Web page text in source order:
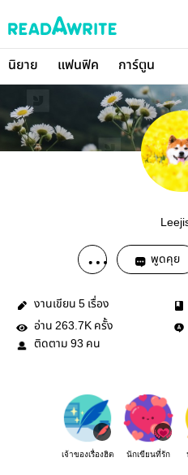
นิยาย แฟนฟิค การ์ตูน
พูดคุย
งานเขียน 5 เรื่อง
อ่าน 263.7K ครั้ง
ติดตาม 93 คน
เจ้าของเรื่องฮิต นักเขียนที่รัก